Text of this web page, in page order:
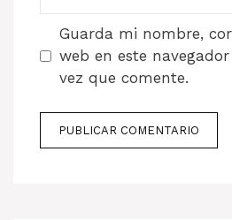
Guarda mi nombre,
web en este
vez que comente.